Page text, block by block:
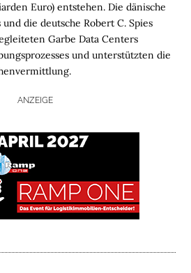
Euro) entstehen. Die dänische
die deutsche Robert C. Spies
Garbe Data Centers
und unterstützten die
ANZEIGE